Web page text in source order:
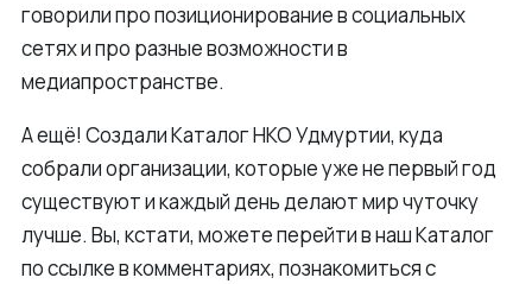
говорили про позиционирование в социальных
сетях и про разные возможности в
медиапространстве.
А ещё! Создали Каталог НКО Удмуртии, куда
собрали организации, которые уже не первый год
существуют и каждый день делают мир чуточку
лучше. Вы, кстати, можете перейти в наш Каталог
по ссылке в комментариях, познакомиться с